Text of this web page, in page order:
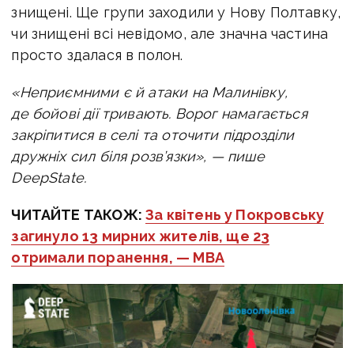
знищені. Ще групи заходили у Нову Полтавку,
чи знищені всі невідомо, але значна частина
просто здалася в полон.
«Неприємними є й атаки на Малинівку,
де бойові дії тривають. Ворог намагається
закріпитися в селі та оточити підрозділи
дружніх сил біля розв’язки», — пише
DeepState.
ЧИТАЙТЕ ТАКОЖ:За квітень у Покровську
загинуло 13 мирних жителів, ще 23
отримали поранення, — МВА